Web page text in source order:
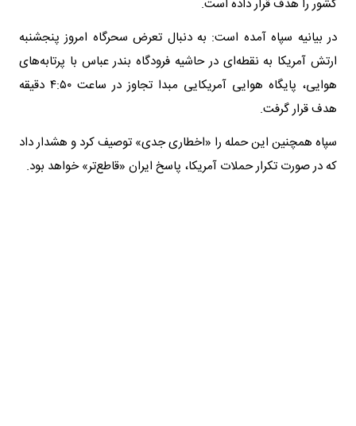
کشور را هدف قرار داده است.
در بیانیه سپاه آمده است: به دنبال تعرض سحرگاه امروز پنجشنبه
ارتش آمریکا به نقطه‌ای در حاشیه فرودگاه بندر عباس با پرتابه‌های
هوایی، پایگاه هوایی آمریکایی مبدا تجاوز در ساعت ۴:۵۰ دقیقه
هدف قرار گرفت.
سپاه همچنین این حمله را «اخطاری جدی» توصیف کرد و هشدار داد
که در صورت تکرار حملات آمریکا، پاسخ ایران «قاطع‌تر» خواهد بود.